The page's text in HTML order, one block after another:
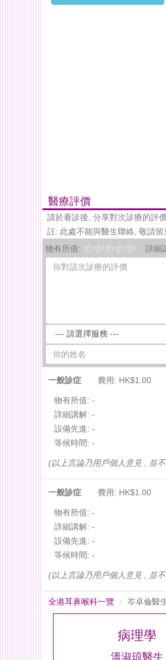
醫療評價
請於看診後, 分享對次診療的評
註: 此處不能與醫生聯絡, 敬請留
物有所值:
詳細
一般診症 費用: HK$1.00
物有所值: -
詳細講解: -
設備先進: -
等候時間: -
(以上言論乃用戶個人意見 , 並
一般診症 費用: HK$1.00
物有所值: -
詳細講解: -
設備先進: -
等候時間: -
(以上言論乃用戶個人意見 , 並
全港耳鼻喉科一覽 岑卓倫醫
病理學
溫淑琼醫生